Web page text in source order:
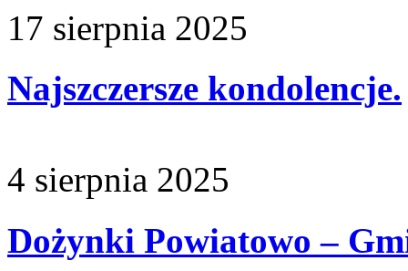
17 sierpnia 2025
Najszczersze kondolencje.
4 sierpnia 2025
Dożynki Powiatowo –